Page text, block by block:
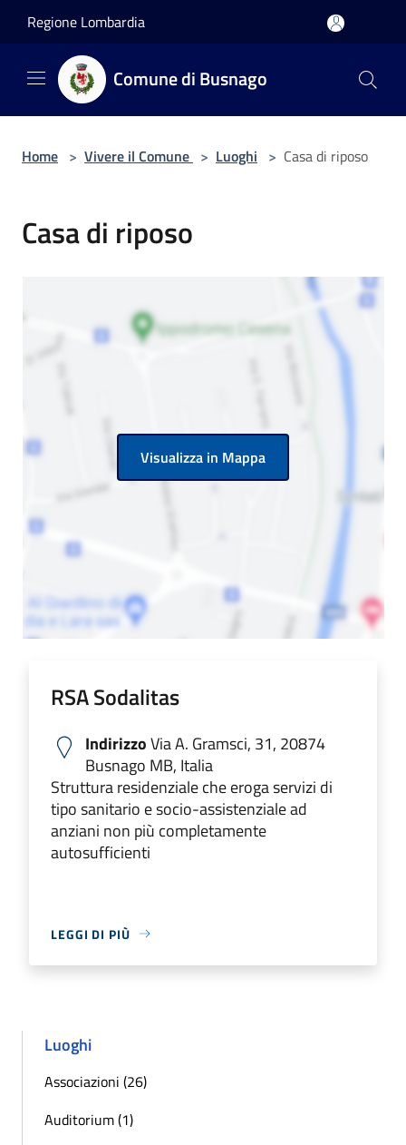
Regione Lombardia
Comune di Busnago
Home > Vivere il Comune > Luoghi > Casa di riposo
Casa di riposo
Visualizza in Mappa
RSA Sodalitas
IndirizzoVia A. Gramsci, 31, 20874
Busnago MB, Italia
Struttura residenziale che eroga servizi di
tipo sanitario e socio-assistenziale ad
anziani non più completamente
autosufficienti
LEGGI DI PIÙ
Luoghi
Associazioni (26)
Auditorium (1)